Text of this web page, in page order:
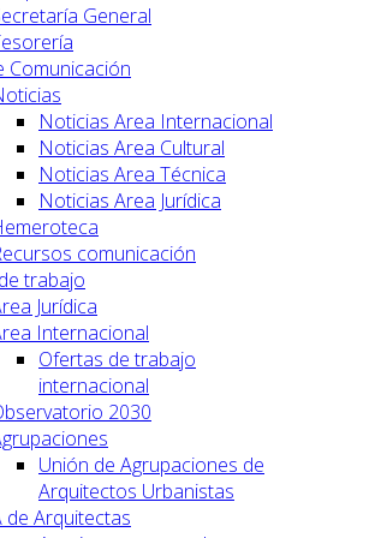
General
Comunicación
Noticias Area Internacional
Noticias Area Cultural
Noticias Area Técnica
Noticias Area Jurídica
comunicación
trabajo
Jurídica
Internacional
Ofertas de trabajo
internacional
2030
Unión de Agrupaciones de
Arquitectos Urbanistas
de Arquitectas